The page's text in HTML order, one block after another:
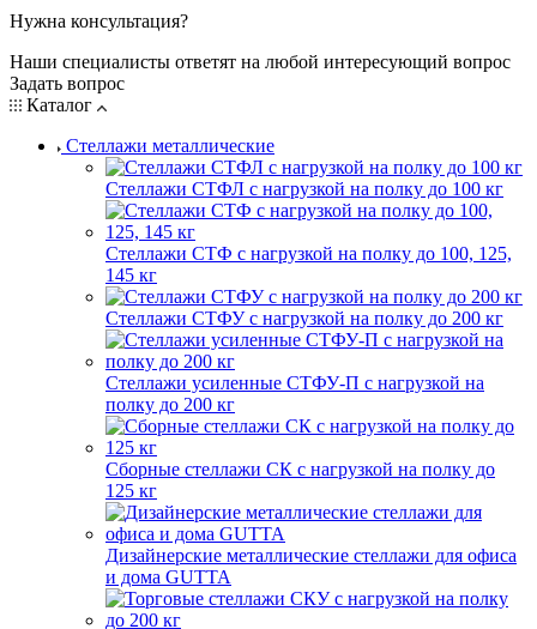
Нужна консультация?
Наши специалисты ответят на любой интересующий вопрос
Задать вопрос
Каталог
Стеллажи металлические
Стеллажи СТФЛ с нагрузкой на полку до 100 кг
Стеллажи СТФ с нагрузкой на полку до 100, 125,
145 кг
Стеллажи СТФУ с нагрузкой на полку до 200 кг
Стеллажи усиленные СТФУ-П с нагрузкой на
полку до 200 кг
Сборные стеллажи СК с нагрузкой на полку до
125 кг
Дизайнерские металлические стеллажи для офиса
и дома GUTTA